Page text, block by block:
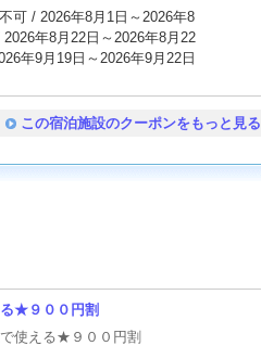
可 / 2026年8月1日～2026年8
年8月22日～2026年8月22
年9月19日～2026年9月22日
この宿泊施設のクーポンをもっと見る
★９００円割
使える★９００円割